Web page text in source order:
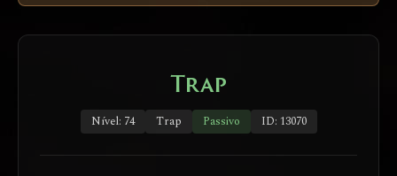
Trap
Nível: 74 Trap Passivo ID: 13070